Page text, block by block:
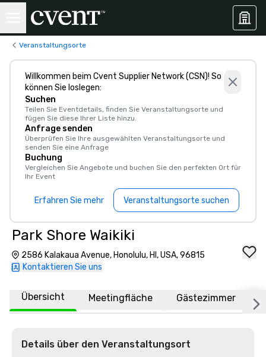
Veranstaltungsorte
Willkommen beim Cvent Supplier Network (CSN)! So
können Sie loslegen:
Suchen
Teilen Sie Eventdetails, finden Sie Veranstaltungsorte und
fügen Sie diese Ihrer Liste hinzu.
Anfrage senden
Überprüfen Sie Ihre ausgewählten Veranstaltungsorte und
senden Sie eine Anfrage
Buchung
Vergleichen Sie Angebote und buchen Sie den perfekten Ort für
Ihr Event
Erfahren Sie mehr Veranstaltungsorte suchen
Park Shore Waikiki
2586 Kalakaua Avenue, Honolulu, HI, USA, 96815
Kontaktieren Sie uns
Übersicht Meetingfläche Gästezimmer
Details über den Veranstaltungsort